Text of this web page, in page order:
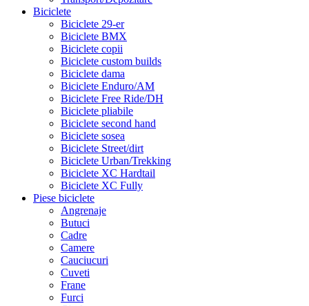
Biciclete
Biciclete 29-er
Biciclete BMX
Biciclete copii
Biciclete custom builds
Biciclete dama
Biciclete Enduro/AM
Biciclete Free Ride/DH
Biciclete pliabile
Biciclete second hand
Biciclete sosea
Biciclete Street/dirt
Biciclete Urban/Trekking
Biciclete XC Hardtail
Biciclete XC Fully
Piese biciclete
Angrenaje
Butuci
Cadre
Camere
Cauciucuri
Cuveti
Frane
Furci